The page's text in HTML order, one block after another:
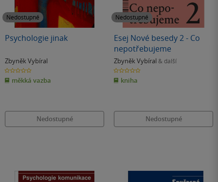
Nedostupné
Psychologie jinak
Zbyněk Vybíral
0.0
z
5
hvězdiček
měkká vazba
Nedostupné
Nedostupné
Esej Nové besedy 2 - Co
nepotřebujeme
Zbyněk Vybíral & další
0.0
z
5
hvězdiček
kniha
Nedostupné